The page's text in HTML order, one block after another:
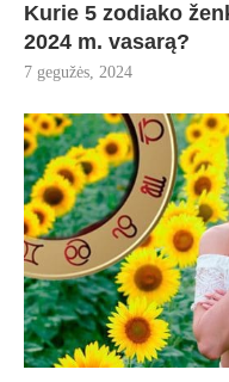
Kurie 5 zodiako
2024 m. vasarą?
7 gegužės, 2024